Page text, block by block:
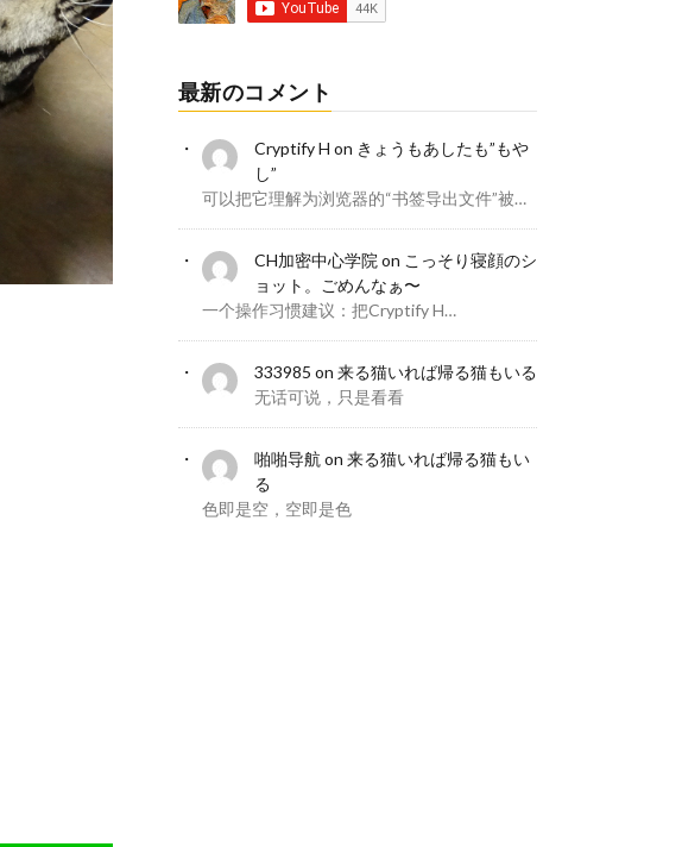
最新のコメント
Cryptify H on きょうもあしたも”もや
し”
可以把它理解为浏览器的“书签导出文件”被…
CH加密中心学院 on こっそり寝顔のシ
ョット。ごめんなぁ〜
一个操作习惯建议：把Cryptify H…
333985 on 来る猫いれば帰る猫もいる
无话可说，只是看看
啪啪导航 on 来る猫いれば帰る猫もい
る
色即是空，空即是色